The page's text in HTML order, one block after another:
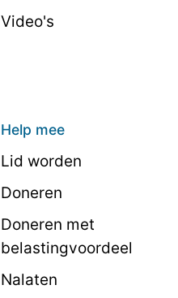
Video's
Help mee
Lid worden
Doneren
Doneren met
belastingvoordeel
Nalaten